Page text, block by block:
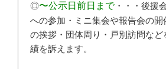
◎〜公示日前日まで・・・後援
への参加・ミニ集会や報告会の
の挨拶・団体周り・戸別訪問など
績を訴えます。